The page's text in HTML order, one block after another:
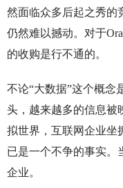
然面临众多后起之秀的
仍然难以撼动。对于
的收购是行不通的。
不论“大数据”这个概念
头，越来越多的信息被
拟世界，互联网企业坐
已是一个不争的事实。
企业。